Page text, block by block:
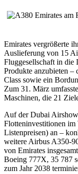
Emirates vergrößerte
Auslieferung von 15
Fluggesellschaft in die
Produkte anzubieten –
Class sowie ein
Zum 31. März
Maschinen, die 21
Auf der Dubai
Flotteninvestitionen
Listenpreisen) an –
weitere Airbus A350-
von Emirates
Boeing 777X, 35 787
zum Jahr 2038